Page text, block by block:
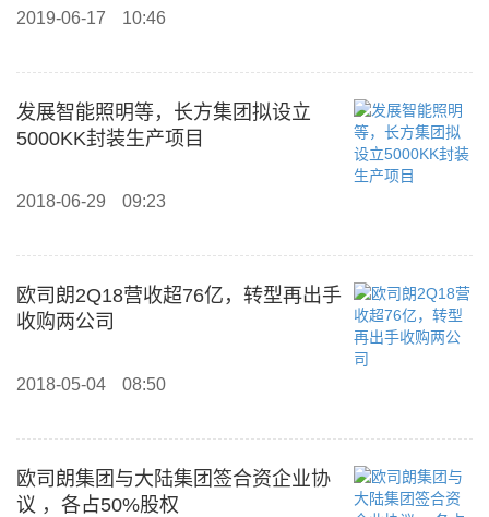
2019-06-17 10:46
发展智能照明等，长方集团拟设立
5000KK封装生产项目
2018-06-29 09:23
欧司朗2Q18营收超76亿，转型再出手
收购两公司
2018-05-04 08:50
欧司朗集团与大陆集团签合资企业协
议 ，各占50%股权